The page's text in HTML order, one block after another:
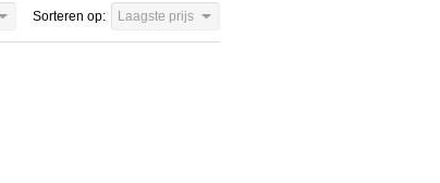
Sorteren op: Laagste prijs